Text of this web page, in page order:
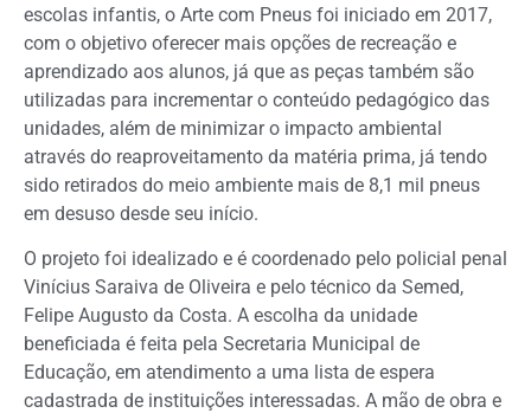
escolas infantis, o Arte com Pneus foi iniciado em 2017,
com o objetivo oferecer mais opções de recreação e
aprendizado aos alunos, já que as peças também são
utilizadas para incrementar o conteúdo pedagógico das
unidades, além de minimizar o impacto ambiental
através do reaproveitamento da matéria prima, já tendo
sido retirados do meio ambiente mais de 8,1 mil pneus
em desuso desde seu início.
O projeto foi idealizado e é coordenado pelo policial penal
Vinícius Saraiva de Oliveira e pelo técnico da Semed,
Felipe Augusto da Costa. A escolha da unidade
beneficiada é feita pela Secretaria Municipal de
Educação, em atendimento a uma lista de espera
cadastrada de instituições interessadas. A mão de obra e